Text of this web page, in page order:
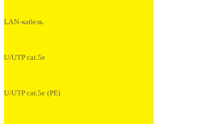
LAN-кабель
U/UTP cat.5e
U/UTP cat.5e (PE)